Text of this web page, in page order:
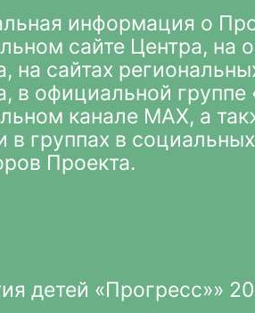
информация о
сайте Центра, на
, на сайтах
в официальной группе
канале MAX, а
в группах в
Проекта.
детей «Прогресс»»